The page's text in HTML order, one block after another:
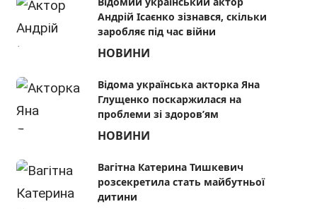
Андрій Ісаєнко зізнався, скільки
заробляє під час війни
НОВИНИ
Відома українська акторка Яна
Глущенко поскаржилася на
проблеми зі здоров’ям
НОВИНИ
Вагітна Катерина Тишкевич
розсекретила стать майбутньої
дитини